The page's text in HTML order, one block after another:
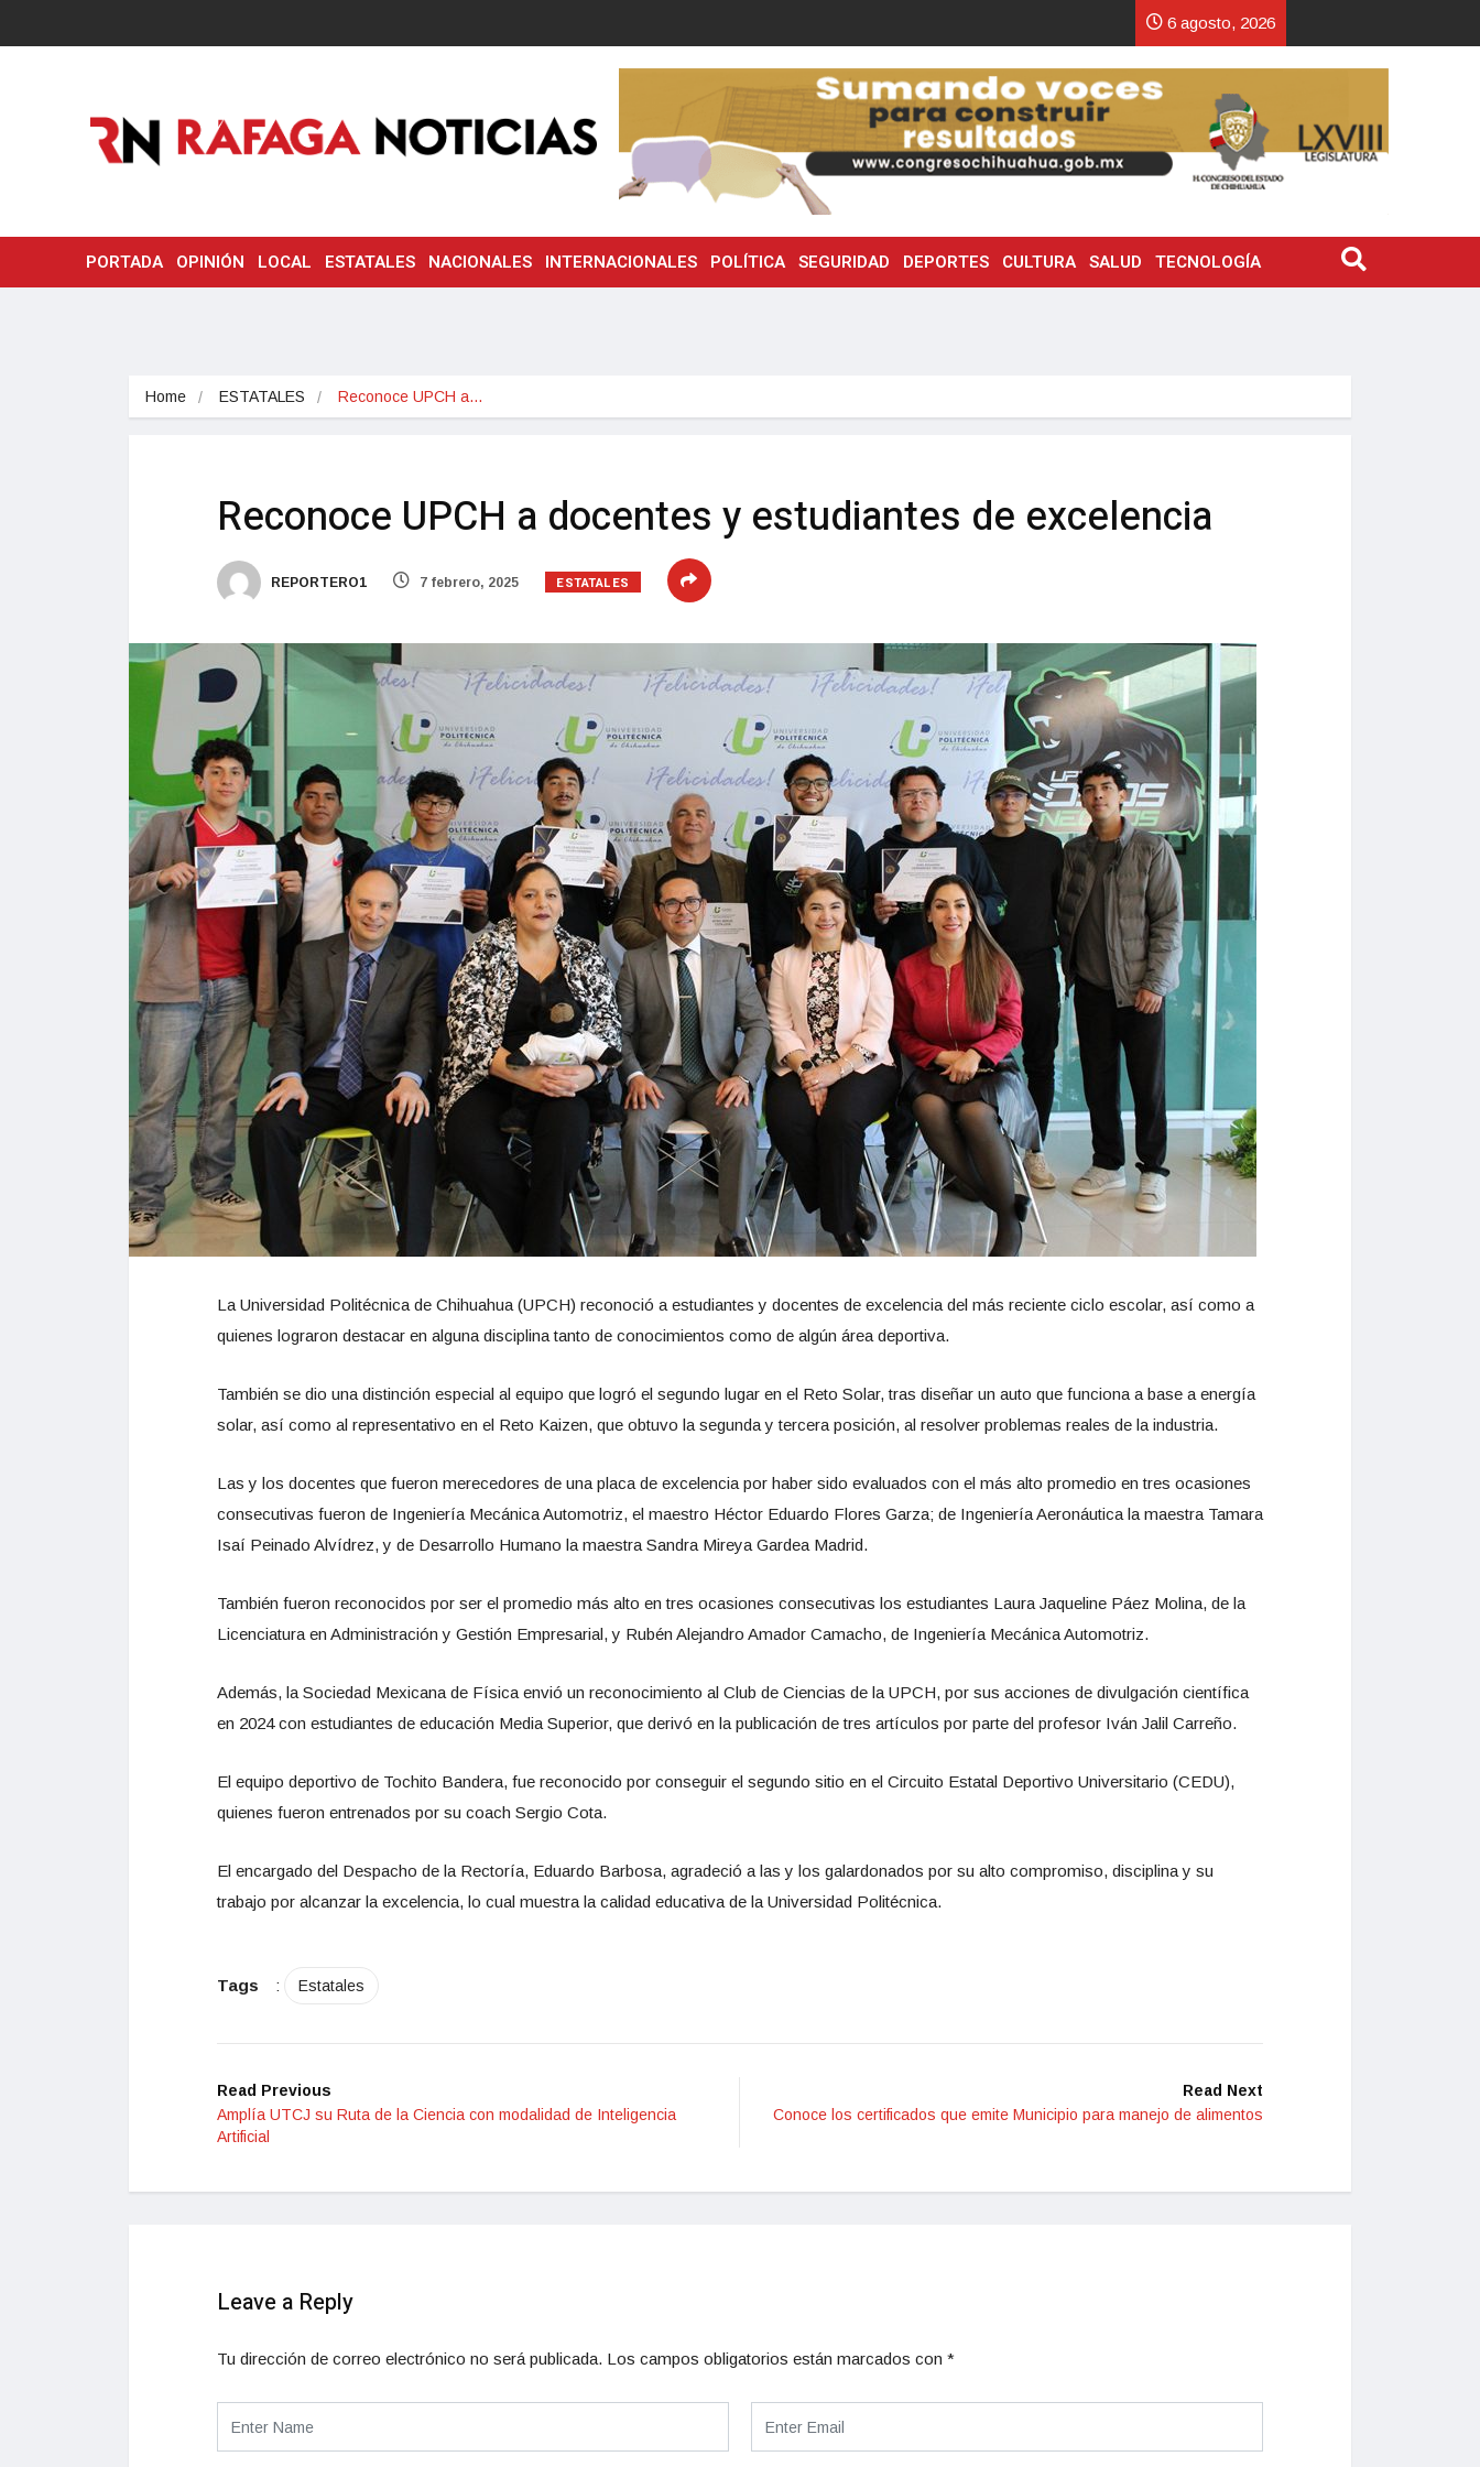
6 agosto, 2026
PORTADA OPINIÓN LOCAL ESTATALES NACIONALES INTERNACIONALES POLÍTICA SEGURIDAD DEPORTES CULTURA SALUD TECNOLOGÍA
Home ESTATALES Reconoce UPCH a…
Reconoce UPCH a docentes y estudiantes de excelencia
REPORTERO1 7 febrero, 2025 ESTATALES
La Universidad Politécnica de Chihuahua (UPCH) reconoció a estudiantes y docentes de excelencia del más reciente ciclo escolar, así como a
quienes lograron destacar en alguna disciplina tanto de conocimientos como de algún área deportiva.
También se dio una distinción especial al equipo que logró el segundo lugar en el Reto Solar, tras diseñar un auto que funciona a base a energía
solar, así como al representativo en el Reto Kaizen, que obtuvo la segunda y tercera posición, al resolver problemas reales de la industria.
Las y los docentes que fueron merecedores de una placa de excelencia por haber sido evaluados con el más alto promedio en tres ocasiones
consecutivas fueron de Ingeniería Mecánica Automotriz, el maestro Héctor Eduardo Flores Garza; de Ingeniería Aeronáutica la maestra Tamara
Isaí Peinado Alvídrez, y de Desarrollo Humano la maestra Sandra Mireya Gardea Madrid.
También fueron reconocidos por ser el promedio más alto en tres ocasiones consecutivas los estudiantes Laura Jaqueline Páez Molina, de la
Licenciatura en Administración y Gestión Empresarial, y Rubén Alejandro Amador Camacho, de Ingeniería Mecánica Automotriz.
Además, la Sociedad Mexicana de Física envió un reconocimiento al Club de Ciencias de la UPCH, por sus acciones de divulgación científica
en 2024 con estudiantes de educación Media Superior, que derivó en la publicación de tres artículos por parte del profesor Iván Jalil Carreño.
El equipo deportivo de Tochito Bandera, fue reconocido por conseguir el segundo sitio en el Circuito Estatal Deportivo Universitario (CEDU),
quienes fueron entrenados por su coach Sergio Cota.
El encargado del Despacho de la Rectoría, Eduardo Barbosa, agradeció a las y los galardonados por su alto compromiso, disciplina y su
trabajo por alcanzar la excelencia, lo cual muestra la calidad educativa de la Universidad Politécnica.
Tags : Estatales
Read Previous
Amplía UTCJ su Ruta de la Ciencia con modalidad de Inteligencia
Artificial
Read Next
Conoce los certificados que emite Municipio para manejo de alimentos
Leave a Reply
Tu dirección de correo electrónico no será publicada. Los campos obligatorios están marcados con *